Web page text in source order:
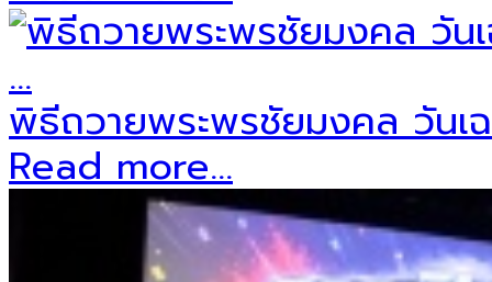
พิธีถวายพระพรชัยมงคล วันเ
Read more...